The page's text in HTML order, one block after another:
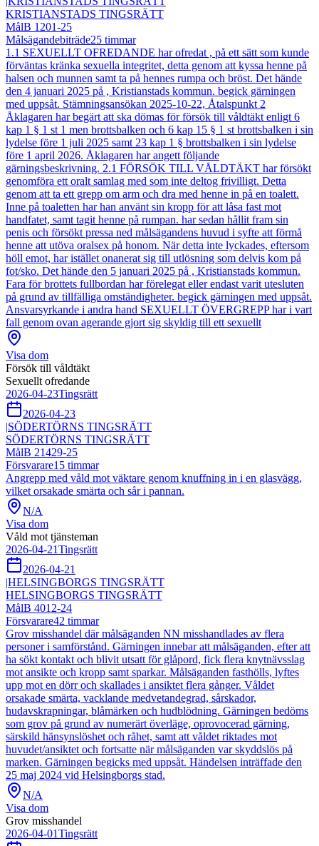
KRISTIANSTADS TINGSRÄTT
MålB 1201-25
Målsägandebiträde25 timmar
1.1 SEXUELLT OFREDANDE har ofredat , på ett sätt som kunde
förväntas kränka sexuella integritet, detta genom att kyssa henne på
halsen och munnen samt ta på hennes rumpa och bröst. Det hände
den 4 januari 2025 på , Kristianstads kommun. begick gärningen
med uppsåt. Stämningsansökan 2025-10-22, Åtalspunkt 2
Åklagaren har begärt att ska dömas för försök till våldtäkt enligt 6
kap 1 § 1 st 1 men brottsbalken och 6 kap 15 § 1 st brottsbalken i sin
lydelse före 1 juli 2025 samt 23 kap 1 § brottsbalken i sin lydelse
före 1 april 2026. Åklagaren har angett följande
gärningsbeskrivning. 2.1 FÖRSÖK TILL VÅLDTÄKT har försökt
genomföra ett oralt samlag med som inte deltog frivilligt. Detta
genom att ta ett grepp om arm och dra med henne in på en toalett.
Inne på toaletten har han använt sin kropp för att låsa fast mot
handfatet, samt tagit henne på rumpan. har sedan hållit fram sin
penis och försökt pressa ned målsägandens huvud i syfte att förmå
henne att utöva oralsex på honom. När detta inte lyckades, eftersom
höll emot, har istället onanerat sig till utlösning som delvis kom på
fot/sko. Det hände den 5 januari 2025 på , Kristianstads kommun.
Fara för brottets fullbordan har förelegat eller endast varit utesluten
på grund av tillfälliga omständigheter. begick gärningen med uppsåt.
Ansvarsyrkande i andra hand SEXUELLT ÖVERGREPP har i vart
fall genom ovan agerande gjort sig skyldig till ett sexuellt
Visa dom
Försök till våldtäkt
Sexuellt ofredande
2026-04-23Tingsrätt
2026-04-23
|SÖDERTÖRNS TINGSRÄTT
SÖDERTÖRNS TINGSRÄTT
MålB 21429-25
Försvarare15 timmar
Angrepp med våld mot väktare genom knuffning in i en glasvägg,
vilket orsakade smärta och sår i pannan.
N/A
Visa dom
Våld mot tjänsteman
2026-04-21Tingsrätt
2026-04-21
|HELSINGBORGS TINGSRÄTT
HELSINGBORGS TINGSRÄTT
MålB 4012-24
Försvarare42 timmar
Grov misshandel där målsäganden NN misshandlades av flera
personer i samförstånd. Gärningen innebar att målsäganden, efter att
ha sökt kontakt och blivit utsatt för glåpord, fick flera knytnävsslag
mot ansikte och kropp samt sparkar. Målsäganden fasthölls, lyftes
upp mot en dörr och skallades i ansiktet flera gånger. Våldet
orsakade smärta, vacklande medvetandegrad, sårskador,
hudavskrapningar, blåmärken och hudblödning. Gärningen bedöms
som grov på grund av numerärt överläge, oprovocerad gärning,
särskild hänsynslöshet och råhet, samt att våldet riktades mot
huvudet/ansiktet och fortsatte när målsäganden var skyddslös på
marken. Gärningen begicks med uppsåt. Händelsen inträffade den
25 maj 2024 vid Helsingborgs stad.
N/A
Visa dom
Grov misshandel
2026-04-01Tingsrätt